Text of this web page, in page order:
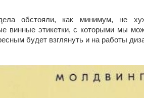
обстояли, как минимум, не
винные этикетки, с которыми мы
будет взглянуть и на работы